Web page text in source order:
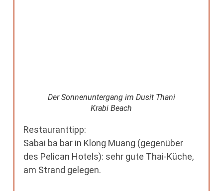
Der Sonnenuntergang im Dusit Thani
Krabi Beach
Restauranttipp:
Sabai ba bar in Klong Muang (gegenüber
des Pelican Hotels): sehr gute Thai-Küche,
am Strand gelegen.